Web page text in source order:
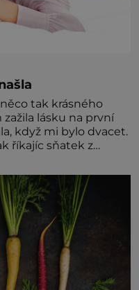
tak krásného
lásku na první
když mi bylo dvacet.
říkajíc sňatek z
nám oběma moc